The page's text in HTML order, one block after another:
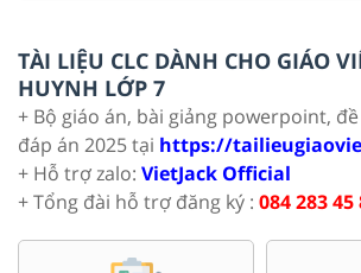
TÀI LIỆU CLC DÀNH CHO GIÁO
HUYNH LỚP 7
+ Bộ giáo án, bài giảng powerpoint,
đáp án 2025 tại https://
+ Hỗ trợ zalo: VietJack Official
+ Tổng đài hỗ trợ đăng ký : 084 283 45